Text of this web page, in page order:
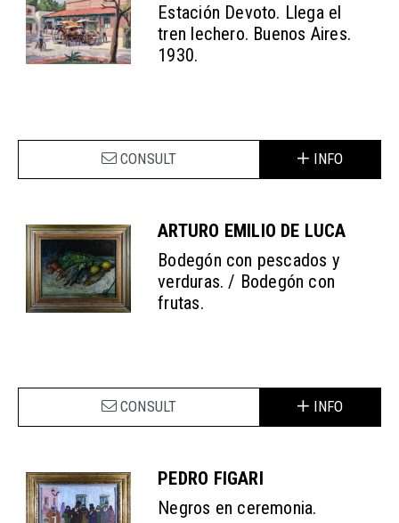
Estación Devoto. Llega el
tren lechero. Buenos Aires.
1930.
CONSULT INFO
ARTURO EMILIO DE LUCA
Bodegón con pescados y
verduras. / Bodegón con
frutas.
CONSULT INFO
PEDRO FIGARI
Negros en ceremonia.